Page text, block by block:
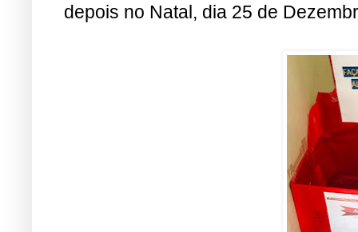
depois no Natal, dia 25 de